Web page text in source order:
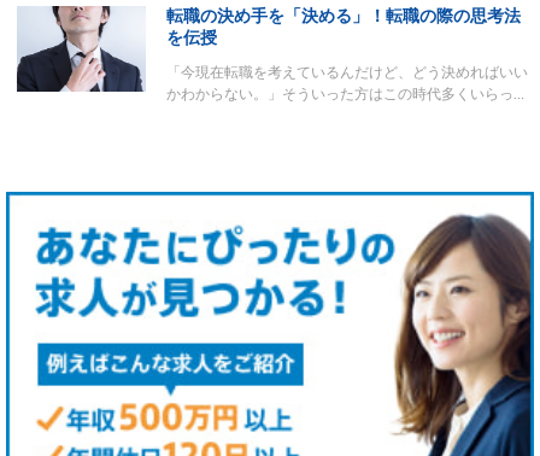
転職の決め手を「決める」！転職の際の思考法
を伝授
「今現在転職を考えているんだけど、どう決めればいい
かわからない。」そういった方はこの時代多くいらっ…